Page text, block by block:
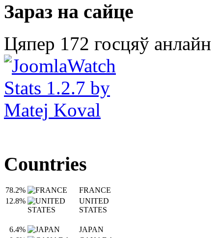
Зараз на сайце
Цяпер 172 госцяў анлайн
Countries
78.2%
FRANCE
12.8%
UNITED
STATES
6.4%
JAPAN